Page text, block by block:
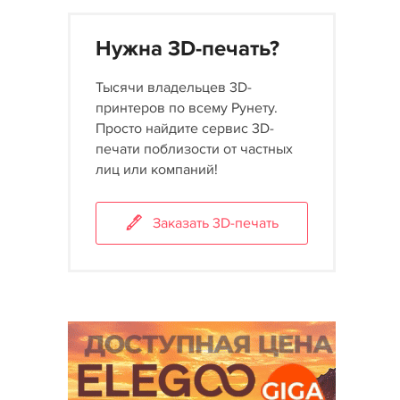
Нужна 3D-печать?
Тысячи владельцев 3D-
принтеров по всему Рунету.
Просто найдите сервис 3D-
печати поблизости от частных
лиц или компаний!
Заказать 3D-печать